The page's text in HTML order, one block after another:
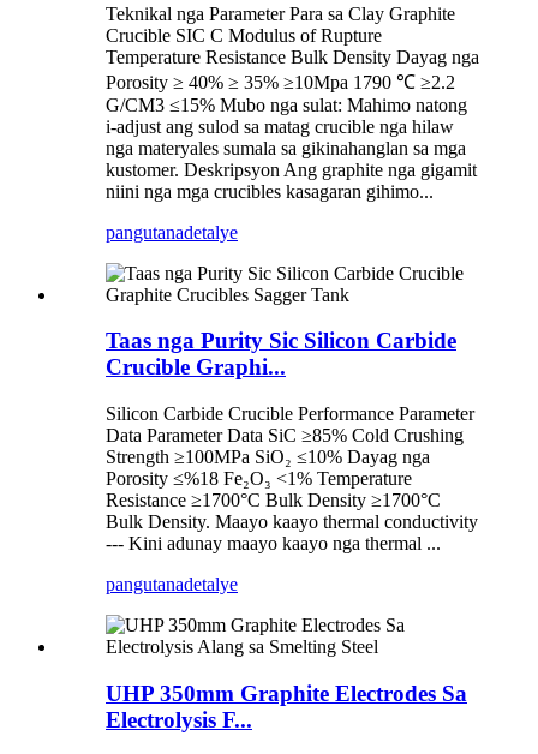
Teknikal nga Parameter Para sa Clay Graphite
Crucible SIC C Modulus of Rupture
Temperature Resistance Bulk Density Dayag nga
Porosity ≥ 40% ≥ 35% ≥10Mpa 1790 ℃ ≥2.2
G/CM3 ≤15% Mubo nga sulat: Mahimo natong
i-adjust ang sulod sa matag crucible nga hilaw
nga materyales sumala sa gikinahanglan sa mga
kustomer. Deskripsyon Ang graphite nga gigamit
niini nga mga crucibles kasagaran gihimo...
pangutanadetalye
Taas nga Purity Sic Silicon Carbide
Crucible Graphi...
Silicon Carbide Crucible Performance Parameter
Data Parameter Data SiC ≥85% Cold Crushing
Strength ≥100MPa SiO₂ ≤10% Dayag nga
Porosity ≤%18 Fe₂O₃ <1% Temperature
Resistance ≥1700°C Bulk Density ≥1700°C
Bulk Density. Maayo kaayo thermal conductivity
--- Kini adunay maayo kaayo nga thermal ...
pangutanadetalye
UHP 350mm Graphite Electrodes Sa
Electrolysis F...